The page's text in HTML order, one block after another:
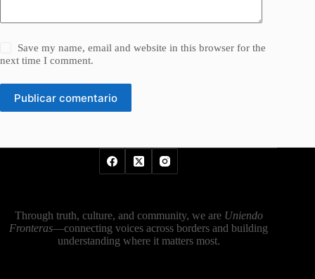
Save my name, email and website in this browser for the
next time I comment.
Publicar comentario
Through truth, culture, and community, we are Uniendo
Fronteras—connecting voices across borders and building
understanding where it matters most.